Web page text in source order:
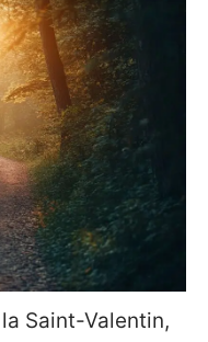
Saint-Valentin,